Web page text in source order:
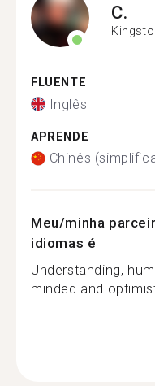
C.
FLUENTE
Inglês
APRENDE
Chinês
Meu/minha
idiomas é
Understanding,
minded and